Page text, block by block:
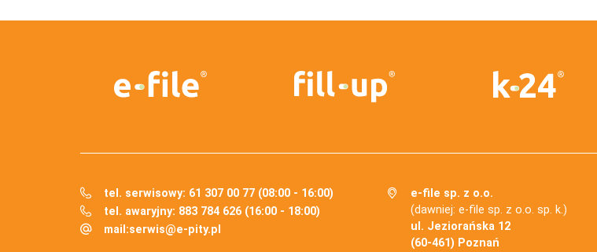
tel. serwisowy: 61 307 00 77 (08:00 - 16:00)
tel. awaryjny: 883 784 626 (16:00 - 18:00)
mail:serwis@e-pity.pl
e-file sp. z o.o.
(dawniej: e-file sp. z o.o. sp. k.)
ul. Jeziorańska 12
(60-461) Poznań